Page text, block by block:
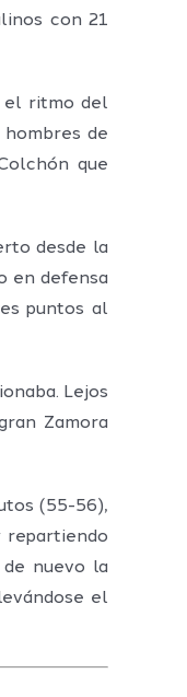
con 21
el ritmo del
de
que
desde la
en defensa
puntos al
Lejos
Zamora
(55-56),
repartiendo
nuevo la
el